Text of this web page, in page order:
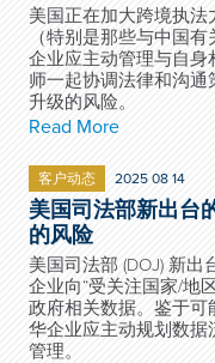
美国正在加大跨境执
（特别是那些与中国
企业应主动管理与自
师一起协调法律和沟
升级的风险。
Read More
客户动态 2025 08 14
美国司法部新出台
的风险
美国司法部 (DOJ) 新
企业向“受关注国家/地
政府相关数据。鉴于
华企业应主动规划数
管理。